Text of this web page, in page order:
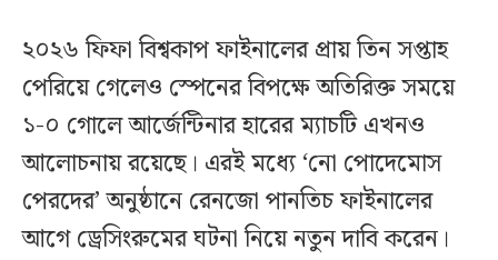
২০২৬ ফিফা বিশ্বকাপ ফাইনালের প্রায় তিন সপ্তাহ
পেরিয়ে গেলেও স্পেনের বিপক্ষে অতিরিক্ত সময়ে
১-০ গোলে আর্জেন্টিনার হারের ম্যাচটি এখনও
আলোচনায় রয়েছে। এরই মধ্যে ‘নো পোদেমোস
পেরদের’ অনুষ্ঠানে রেনজো পানতিচ ফাইনালের
আগে ড্রেসিংরুমের ঘটনা নিয়ে নতুন দাবি করেন।